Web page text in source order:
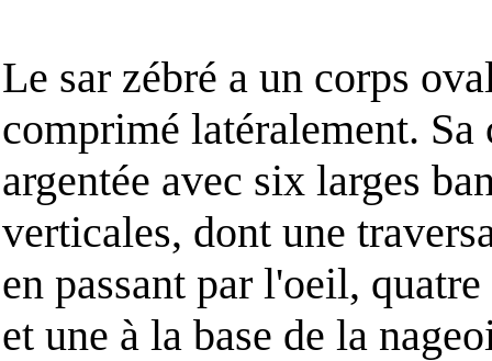
Le sar zébré a un corps
comprimé latéralement. Sa
argentée avec six larges
verticales, dont une
en passant par l'oeil,
et une à la base de la